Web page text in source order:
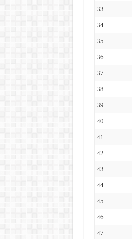
33
34
35
36
37
38
39
40
41
42
43
44
45
46
47